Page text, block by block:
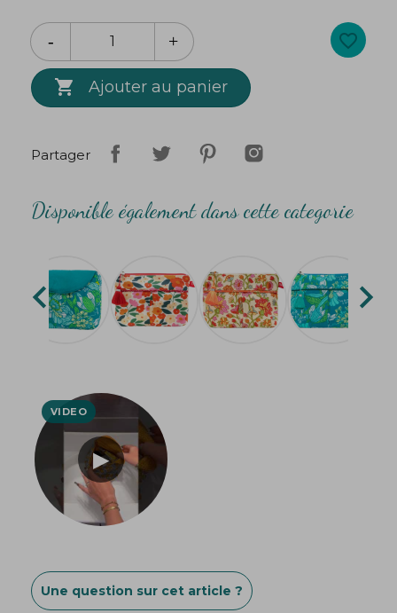
lavable en machine à 30°
Création Bibop & Lula
 Ajouter au panier
favorite_border
Partager
Disponible également dans cette categorie
 
Une question sur cet article ?